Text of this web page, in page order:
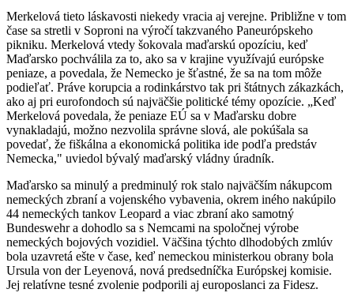
Merkelová tieto láskavosti niekedy vracia aj verejne. Približne v tom
čase sa stretli v Soproni na výročí takzvaného Paneurópskeho
pikniku. Merkelová vtedy šokovala maďarskú opozíciu, keď
Maďarsko pochválila za to, ako sa v krajine využívajú európske
peniaze, a povedala, že Nemecko je šťastné, že sa na tom môže
podieľať. Práve korupcia a rodinkárstvo tak pri štátnych zákazkách,
ako aj pri eurofondoch sú najväčšie politické témy opozície. „Keď
Merkelová povedala, že peniaze EÚ sa v Maďarsku dobre
vynakladajú, možno nezvolila správne slová, ale pokúšala sa
povedať, že fiškálna a ekonomická politika ide podľa predstáv
Nemecka," uviedol bývalý maďarský vládny úradník.
Maďarsko sa minulý a predminulý rok stalo najväčším nákupcom
nemeckých zbraní a vojenského vybavenia, okrem iného nakúpilo
44 nemeckých tankov Leopard a viac zbraní ako samotný
Bundeswehr a dohodlo sa s Nemcami na spoločnej výrobe
nemeckých bojových vozidiel. Väčšina týchto dlhodobých zmlúv
bola uzavretá ešte v čase, keď nemeckou ministerkou obrany bola
Ursula von der Leyenová, nová predsedníčka Európskej komisie.
Jej relatívne tesné zvolenie podporili aj europoslanci za Fidesz.